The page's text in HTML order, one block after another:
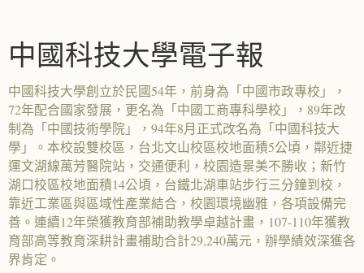
中國科技大學電子報
中國科技大學創立於民國54年，前身為「中國市政專校」，
72年配合國家發展，更名為「中國工商專科學校」，89年改
制為「中國技術學院」，94年8月正式改名為「中國科技大
學」。本校設雙校區，台北文山校區校地面積5公頃，鄰近捷
運文湖線萬芳醫院站，交通便利，校園造景美不勝收；新竹
湖口校區校地面積14公頃，台鐵北湖車站步行三分鐘到校，
靠近工業區與區域性產業結合，校園環境幽雅，各項設備完
善。連續12年榮獲教育部補助教學卓越計畫，107-110年獲教
育部高等教育深耕計畫補助合計29,240萬元，辦學績效深獲各
界肯定。